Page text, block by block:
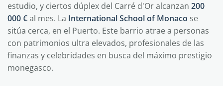
estudio, y ciertos dúplex del Carré d'Or alcanzan 200
000 €al mes. La International School of Monaco se
sitúa cerca, en el Puerto. Este barrio atrae a personas
con patrimonios ultra elevados, profesionales de las
finanzas y celebridades en busca del máximo prestigio
monegasco.